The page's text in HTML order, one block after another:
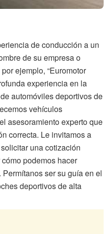
de conducción a un
de su empresa o
ejemplo, “Euromotor
experiencia en la
automóviles deportivos de
vehículos
asesoramiento experto que
correcta. Le invitamos a
una cotización
podemos hacer
ser su guía en el
deportivos de alta